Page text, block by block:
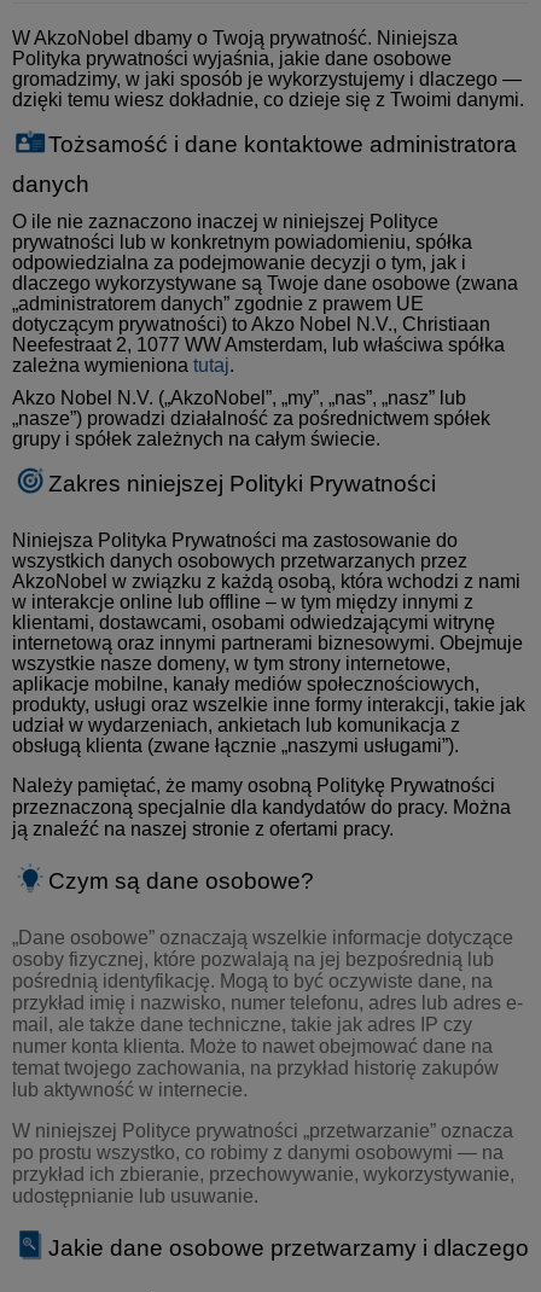
W AkzoNobel dbamy o Twoją prywatność. Niniejsza
Polityka prywatności wyjaśnia, jakie dane osobowe
gromadzimy, w jaki sposób je wykorzystujemy i dlaczego —
dzięki temu wiesz dokładnie, co dzieje się z Twoimi danymi.
Tożsamość i dane kontaktowe administratora
danych
O ile nie zaznaczono inaczej w niniejszej Polityce
prywatności lub w konkretnym powiadomieniu, spółka
odpowiedzialna za podejmowanie decyzji o tym, jak i
dlaczego wykorzystywane są Twoje dane osobowe (zwana
„administratorem danych” zgodnie z prawem UE
dotyczącym prywatności) to Akzo Nobel N.V., Christiaan
Neefestraat 2, 1077 WW Amsterdam, lub właściwa spółka
zależna wymieniona tutaj.
Akzo Nobel N.V. („AkzoNobel”, „my”, „nas”, „nasz” lub
„nasze”) prowadzi działalność za pośrednictwem spółek
grupy i spółek zależnych na całym świecie.
Zakres niniejszej Polityki Prywatności
Niniejsza Polityka Prywatności ma zastosowanie do
wszystkich danych osobowych przetwarzanych przez
AkzoNobel w związku z każdą osobą, która wchodzi z nami
w interakcje online lub offline – w tym między innymi z
klientami, dostawcami, osobami odwiedzającymi witrynę
internetową oraz innymi partnerami biznesowymi. Obejmuje
wszystkie nasze domeny, w tym strony internetowe,
aplikacje mobilne, kanały mediów społecznościowych,
produkty, usługi oraz wszelkie inne formy interakcji, takie jak
udział w wydarzeniach, ankietach lub komunikacja z
obsługą klienta (zwane łącznie „naszymi usługami”).
Należy pamiętać, że mamy osobną Politykę Prywatności
przeznaczoną specjalnie dla kandydatów do pracy. Można
ją znaleźć na naszej stronie z ofertami pracy.
Czym są dane osobowe?
„Dane osobowe” oznaczają wszelkie informacje dotyczące
osoby fizycznej, które pozwalają na jej bezpośrednią lub
pośrednią identyfikację. Mogą to być oczywiste dane, na
przykład imię i nazwisko, numer telefonu, adres lub adres e-
mail, ale także dane techniczne, takie jak adres IP czy
numer konta klienta. Może to nawet obejmować dane na
temat twojego zachowania, na przykład historię zakupów
lub aktywność w internecie.
W niniejszej Polityce prywatności „przetwarzanie” oznacza
po prostu wszystko, co robimy z danymi osobowymi — na
przykład ich zbieranie, przechowywanie, wykorzystywanie,
udostępnianie lub usuwanie.
Jakie dane osobowe przetwarzamy i dlaczego